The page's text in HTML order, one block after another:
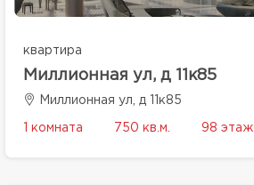
квартира
Миллионная ул, д 11к85
Миллионная ул, д 11к85
1 комната 750 кв.м. 98 этаж